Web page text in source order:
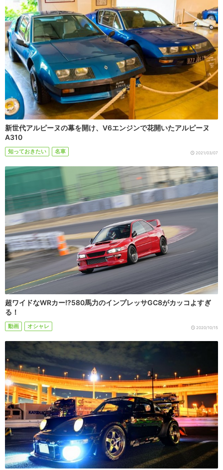
新世代アルピーヌの幕を開け、V6エンジンで花開いたアルピーヌ
A310
知っておきたい 名車 2021/03/07
超ワイドなWRカー!?580馬力のインプレッサGC8がカッコよすぎ
る！
動画 オシャレ 2020/10/15